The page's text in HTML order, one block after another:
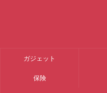
ガジェット
保険